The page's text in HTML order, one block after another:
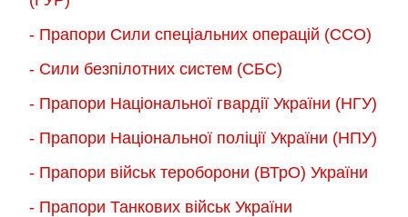
- Прапори Сили спеціальних операцій (ССО)
- Сили безпілотних систем (СБС)
- Прапори Національної гвардії України (НГУ)
- Прапори Національної поліції України (НПУ)
- Прапори військ тероборони (ВТрО) України
- Прапори Танкових військ України